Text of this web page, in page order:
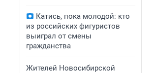
Катись, пока молодой: кто
из российских фигуристов
выиграл от смены
гражданства
Жителей Новосибирской